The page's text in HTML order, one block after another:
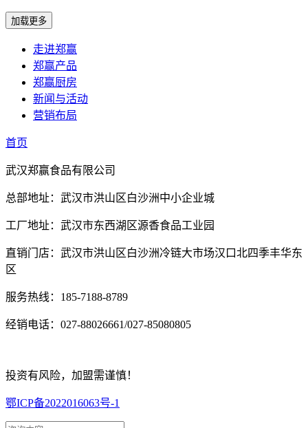
走进郑赢
郑赢产品
郑赢厨房
新闻与活动
营销布局
首页
武汉郑赢食品有限公司
总部地址：武汉市洪山区白沙洲中小企业城
工厂地址：武汉市东西湖区源香食品工业园
直销门店：武汉市洪山区白沙洲冷链大市场汉口北四季丰华东
区
服务热线：185-7188-8789
经销电话：027-88026661/027-85080805
投资有风险，加盟需谨慎！
鄂ICP备2022016063号-1